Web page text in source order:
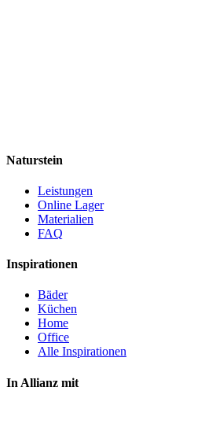
Naturstein
Leistungen
Online Lager
Materialien
FAQ
Inspirationen
Bäder
Küchen
Home
Office
Alle Inspirationen
In Allianz mit